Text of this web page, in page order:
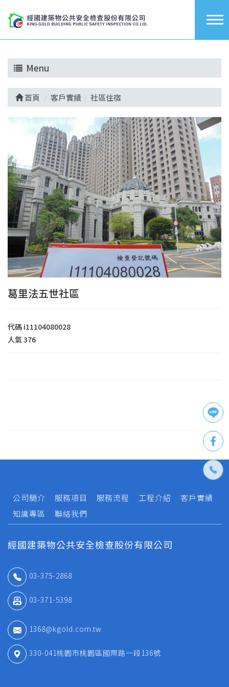
Menu
首頁 客戶實績 社區住宿
葛里法五世社區
代碼 i11104080028
人氣376
公司簡介 服務項目 服務流程 工程介紹
客戶實績
知識專區
聯絡我們
經國建築物公共安全檢查股份有限公司
03-375-2868
03-371-5398
1368@kgold.com.tw
330-041桃園市桃園區國際路一段136號